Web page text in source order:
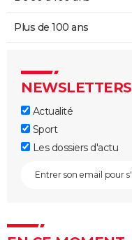
Plus de 100 ans
NEWSLETTERS
Actualité
Sport
Les dossiers d'actu